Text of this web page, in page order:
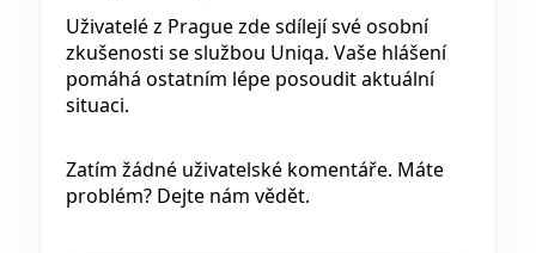
Uživatelé z Prague zde sdílejí své osobní
zkušenosti se službou Uniqa. Vaše hlášení
pomáhá ostatním lépe posoudit aktuální
situaci.
Zatím žádné uživatelské komentáře. Máte
problém? Dejte nám vědět.